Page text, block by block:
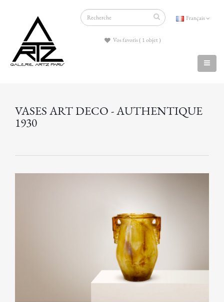
Français
Vos favoris ( 1 objet )
VASES ART DECO - AUTHENTIQUE
1930